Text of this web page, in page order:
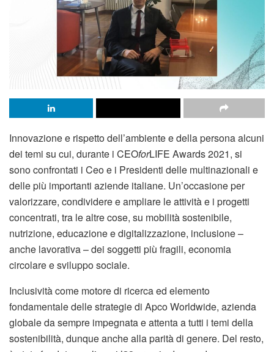
Innovazione e rispetto dell’ambiente e della persona alcuni
dei temi su cui, durante i CEOforLIFE Awards 2021, si
sono confrontati i Ceo e i Presidenti delle multinazionali e
delle più importanti aziende italiane. Un’occasione per
valorizzare, condividere e ampliare le attività e i progetti
concentrati, tra le altre cose, su mobilità sostenibile,
nutrizione, educazione e digitalizzazione, inclusione –
anche lavorativa – dei soggetti più fragili, economia
circolare e sviluppo sociale.
Inclusività come motore di ricerca ed elemento
fondamentale delle strategie di Apco Worldwide, azienda
globale da sempre impegnata e attenta a tutti i temi della
sostenibilità, dunque anche alla parità di genere. Del resto,